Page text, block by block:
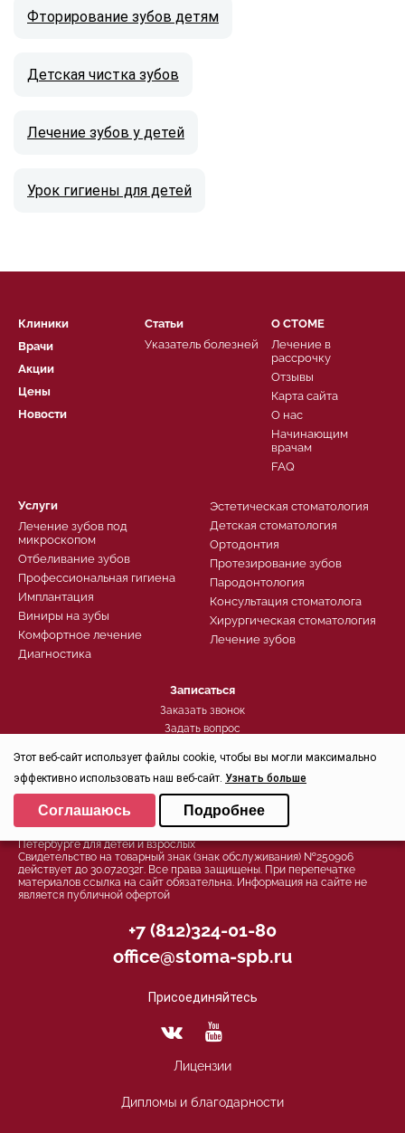
Фторирование зубов детям
Детская чистка зубов
Лечение зубов у детей
Урок гигиены для детей
Клиники
Врачи
Акции
Цены
Новости
Услуги
Лечение зубов под
микроскопом
Отбеливание зубов
Профессиональная гигиена
Имплантация
Виниры на зубы
Комфортное лечение
Диагностика
Эстетическая стоматология
Детская стоматология
Ортодонтия
Протезирование зубов
Пародонтология
Консультация стоматолога
Хирургическая стоматология
Лечение зубов
О СТОМЕ
Лечение в
рассрочку
Отзывы
Карта сайта
О нас
Начинающим
врачам
FAQ
Статьи
Указатель болезней
Записаться
Заказать звонок
Задать вопрос
Политика конфиденциальности
© 2026, Группа компаний СТОМА™ - Стоматология в Санкт-
Петербурге для детей и взрослых
Свидетельство на товарный знак (знак обслуживания) №250906
действует до 30.07.2032г. Все права защищены. При перепечатке
материалов ссылка на сайт обязательна. Информация на сайте не
является публичной офертой
+7 (812)324-01-80
office@stoma-spb.ru
Присоединяйтесь
Лицензии
Дипломы и благодарности
Этот веб-сайт использует файлы cookie, чтобы вы могли максимально
эффективно использовать наш веб-сайт. Узнать больше
Выберите настройки cookie
Минимальные
Аналитические/Функциональные
Соглашаюсь Подробнее